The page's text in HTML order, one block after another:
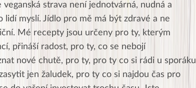
veganská strava není jednotvárná, nudná a
lidí myslí. Jídlo pro mě má být zdravé a ne
Mé recepty jsou určeny pro ty, kterým
přináší radost, pro ty, co se nebojí
nové chutě, pro ty, pro ty co si rádi u sporáku
jen žaludek, pro ty co si najdou čas pro